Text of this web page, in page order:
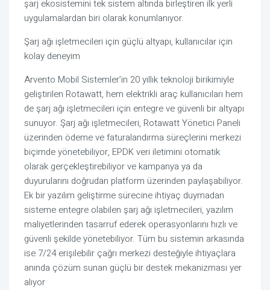
şarj ekosistemini tek sistem altında birleştiren ilk yerli
uygulamalardan biri olarak konumlanıyor.
Şarj ağı işletmecileri için güçlü altyapı, kullanıcılar için
kolay deneyim
Arvento Mobil Sistemler’in 20 yıllık teknoloji birikimiyle
geliştirilen Rotawatt, hem elektrikli araç kullanıcıları hem
de şarj ağı işletmecileri için entegre ve güvenli bir altyapı
sunuyor. Şarj ağı işletmecileri, Rotawatt Yönetici Paneli
üzerinden ödeme ve faturalandırma süreçlerini merkezi
biçimde yönetebiliyor, EPDK veri iletimini otomatik
olarak gerçekleştirebiliyor ve kampanya ya da
duyurularını doğrudan platform üzerinden paylaşabiliyor.
Ek bir yazılım geliştirme sürecine ihtiyaç duymadan
sisteme entegre olabilen şarj ağı işletmecileri, yazılım
maliyetlerinden tasarruf ederek operasyonlarını hızlı ve
güvenli şekilde yönetebiliyor. Tüm bu sistemin arkasında
ise 7/24 erişilebilir çağrı merkezi desteğiyle ihtiyaçlara
anında çözüm sunan güçlü bir destek mekanizması yer
alıyor